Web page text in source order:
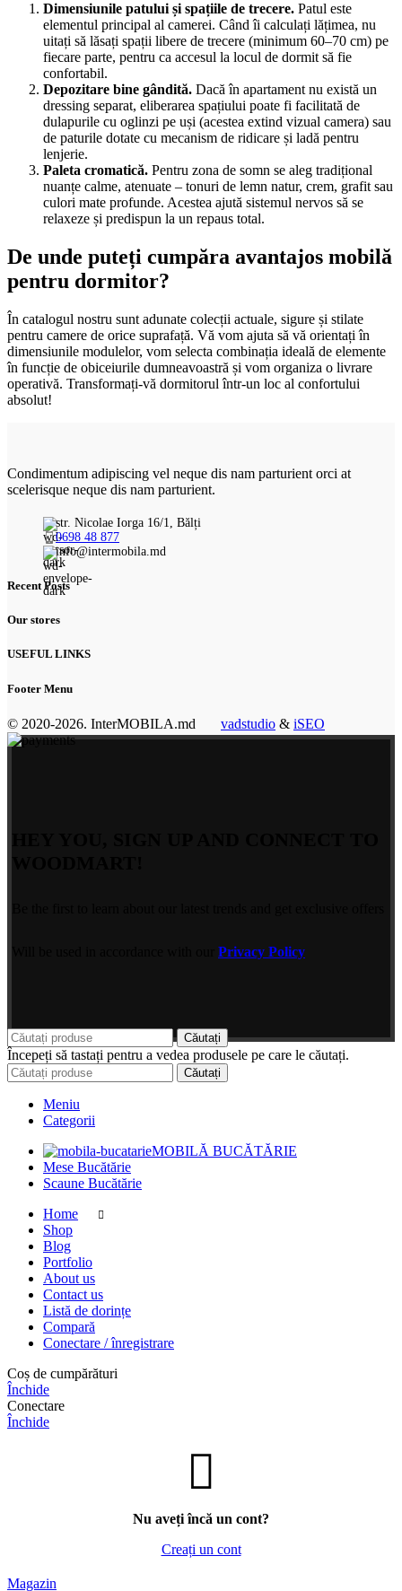
Dimensiunile patului și spațiile de trecere. Patul este
elementul principal al camerei. Când îi calculați lățimea, nu
uitați să lăsați spații libere de trecere (minimum 60–70 cm) pe
fiecare parte, pentru ca accesul la locul de dormit să fie
confortabil.
Depozitare bine gândită. Dacă în apartament nu există un
dressing separat, eliberarea spațiului poate fi facilitată de
dulapurile cu oglinzi pe uși (acestea extind vizual camera) sau
de paturile dotate cu mecanism de ridicare și ladă pentru
lenjerie.
Paleta cromatică. Pentru zona de somn se aleg tradițional
nuanțe calme, atenuate – tonuri de lemn natur, crem, grafit sau
culori mate profunde. Acestea ajută sistemul nervos să se
relaxeze și predispun la un repaus total.
De unde puteți cumpăra avantajos mobilă
pentru dormitor?
În catalogul nostru sunt adunate colecții actuale, sigure și stilate
pentru camere de orice suprafață. Vă vom ajuta să vă orientați în
dimensiunile modulelor, vom selecta combinația ideală de elemente
în funcție de obiceiurile dumneavoastră și vom organiza o livrare
operativă. Transformați-vă dormitorul într-un loc al confortului
absolut!
Condimentum adipiscing vel neque dis nam parturient orci at
scelerisque neque dis nam parturient.
str. Nicolae Iorga 16/1, Bălți
0698 48 877
info@intermobila.md
Recent Posts
Our stores
USEFUL LINKS
Footer Menu
© 2020-2026. InterMOBILA.md vadstudio & iSEO
Privacy Policy
Căutați
Începeți să tastați pentru a vedea produsele pe care le căutați.
Căutați
Meniu
Categorii
MOBILĂ BUCĂTĂRIE
Mese Bucătărie
Scaune Bucătărie
Home
Shop
Blog
Portfolio
About us
Contact us
Listă de dorințe
Compară
Conectare / înregistrare
Coș de cumpărături
Închide
Conectare
Închide
Nu aveți încă un cont?
Creați un cont
Magazin